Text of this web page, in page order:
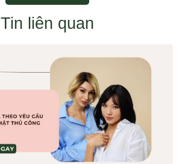
Tin liên quan